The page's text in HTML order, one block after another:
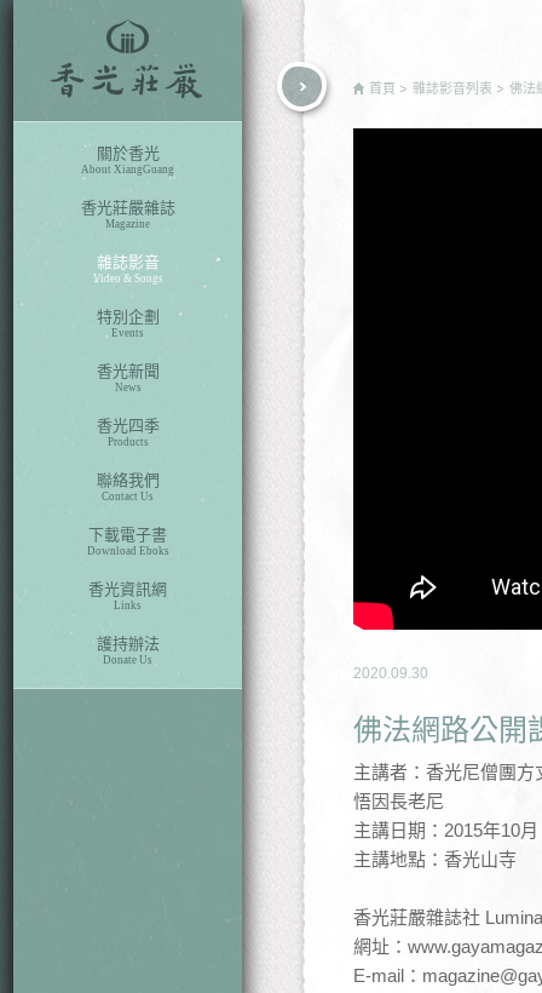
關於香光
About XiangGuang
香光莊嚴雜誌
Magazine
雜誌影音
Video & Songs
特別企劃
Events
香光新聞
News
香光四季
Products
聯絡我們
Contact Us
下載電子書
Download Eboks
香光資訊網
Links
護持辦法
Donate Us
首頁 雜誌影音列表 佛法
2020.09.30
佛法網路公開
主講者：香光尼僧團方
悟因長老尼
主講日期：2015年10月
主講地點：香光山寺
香光莊嚴雜誌社
網址：
E-mail：